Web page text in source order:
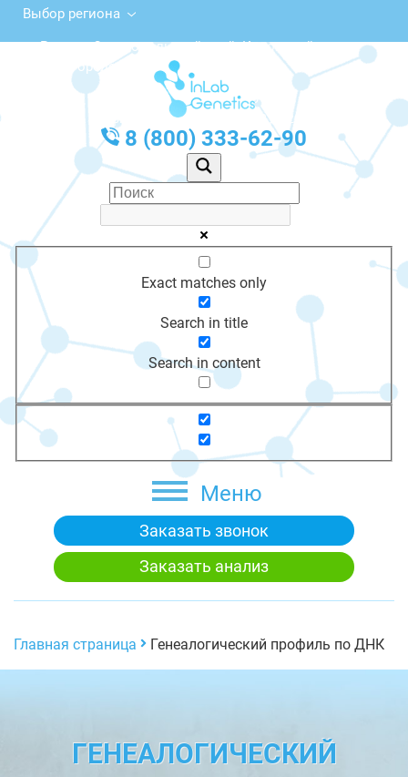
Выбор региона
Россия, Ставропольский край, Кировский
городской округ, Новопавловск
с 10:00 до 20:00
График работы: Пн-Пт с 10:00 до 20:00
8 (800) 333-62-90
Exact matches only
Search in title
Search in content
Меню
Заказать звонок
Заказать анализ
Главная страница Генеалогический профиль по ДНК
ГЕНЕАЛОГИЧЕСКИЙ